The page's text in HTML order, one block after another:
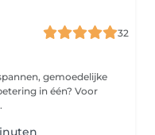
32
gemoedelijke